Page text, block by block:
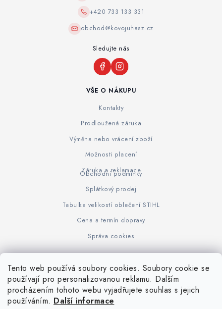
Tento web používá soubory cookies. Soubory cookie se
používají pro personalizovanou reklamu. Dalším
procházením tohoto webu vyjadřujete souhlas s jejich
používáním. Další informace
VŠE O NÁKUPU
Kontakty
Prodloužená záruka
Výměna nebo vrácení zboží
Možnosti placení
Záruka a reklamace
Obchodní podmínky
Splátkový prodej
Tabulka velikostí oblečení STIHL
Cena a termín dopravy
Správa cookies
+420 733 133 331
obchod@kovojuhasz.cz
Sledujte nás
www.KOVOJUHASZ.cz Výrobce STIHL STIHL Timbersport